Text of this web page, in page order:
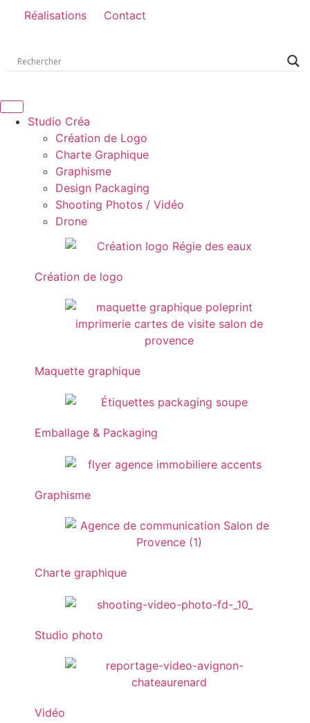
Réalisations Contact
Studio Créa
Création de Logo
Charte Graphique
Graphisme
Design Packaging
Shooting Photos / Vidéo
Drone
Création de logo
Maquette graphique
Emballage & Packaging
Graphisme
Charte graphique
Studio photo
Vidéo